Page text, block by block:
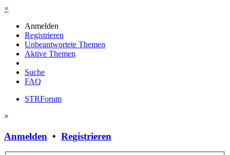
×
Anmelden
Registrieren
Unbeantwortete Themen
Aktive Themen
Suche
FAQ
STRForum
×
Anmelden • Registrieren